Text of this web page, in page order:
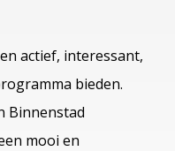
actief, interessant,
bieden.
Binnenstad
mooi en